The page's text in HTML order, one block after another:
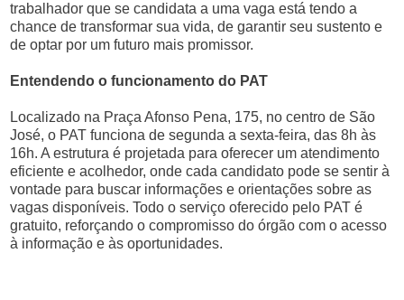
trabalhador que se candidata a uma vaga está tendo a
chance de transformar sua vida, de garantir seu sustento e
de optar por um futuro mais promissor.
Entendendo o funcionamento do PAT
Localizado na Praça Afonso Pena, 175, no centro de São
José, o PAT funciona de segunda a sexta-feira, das 8h às
16h. A estrutura é projetada para oferecer um atendimento
eficiente e acolhedor, onde cada candidato pode se sentir à
vontade para buscar informações e orientações sobre as
vagas disponíveis. Todo o serviço oferecido pelo PAT é
gratuito, reforçando o compromisso do órgão com o acesso
à informação e às oportunidades.